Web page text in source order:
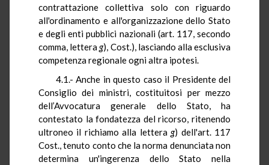
contrattazione collettiva solo con riguardo
all'ordinamento e all'organizzazione dello Stato
e degli enti pubblici nazionali (art. 117, secondo
comma, letterag), Cost.), lasciando alla esclusiva
competenza regionale ogni altra ipotesi.
4.1.- Anche in questo caso il Presidente del
Consiglio dei ministri, costituitosi per mezzo
dell’Avvocatura generale dello Stato, ha
contestato la fondatezza del ricorso, ritenendo
ultroneo il richiamo alla letterag) dell'art. 117
Cost., tenuto conto che la norma denunciata non
determina un'ingerenza dello Stato nella